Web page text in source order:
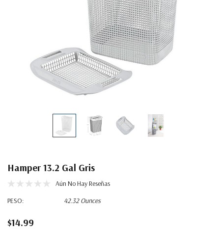
Hamper 13.2 Gal Gris
Aún No Hay Reseñas
PESO:
42.32 Ounces
$14.99